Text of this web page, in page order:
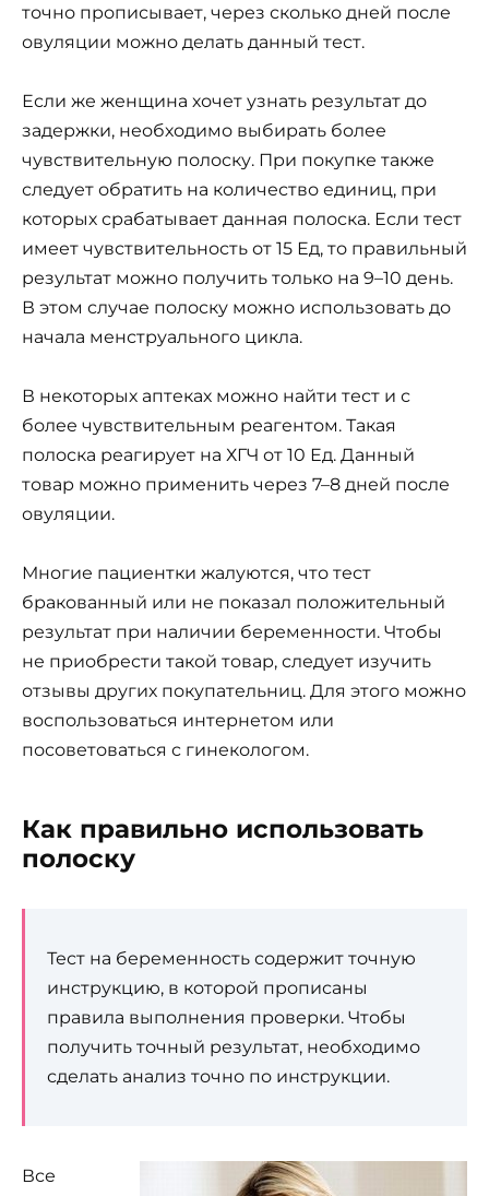
точно прописывает, через сколько дней после
овуляции можно делать данный тест.
Если же женщина хочет узнать результат до
задержки, необходимо выбирать более
чувствительную полоску. При покупке также
следует обратить на количество единиц, при
которых срабатывает данная полоска. Если тест
имеет чувствительность от 15 Ед, то правильный
результат можно получить только на 9–10 день.
В этом случае полоску можно использовать до
начала менструального цикла.
В некоторых аптеках можно найти тест и с
более чувствительным реагентом. Такая
полоска реагирует на ХГЧ от 10 Ед. Данный
товар можно применить через 7–8 дней после
овуляции.
Многие пациентки жалуются, что тест
бракованный или не показал положительный
результат при наличии беременности. Чтобы
не приобрести такой товар, следует изучить
отзывы других покупательниц. Для этого можно
воспользоваться интернетом или
посоветоваться с гинекологом.
Как правильно использовать
полоску
Тест на беременность содержит точную
инструкцию, в которой прописаны
правила выполнения проверки. Чтобы
получить точный результат, необходимо
сделать анализ точно по инструкции.
Все